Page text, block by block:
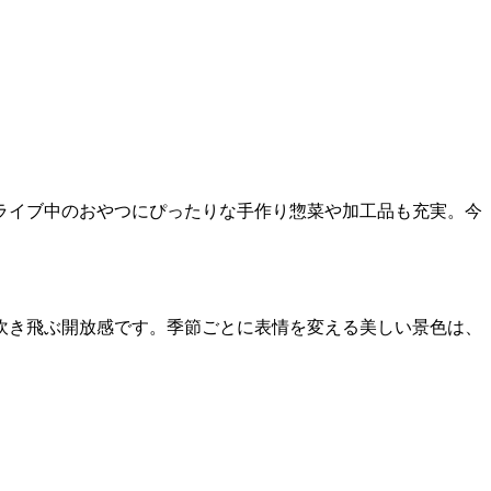
ブ中のおやつにぴったりな手作り惣菜や加工品も充実。今
飛ぶ開放感です。季節ごとに表情を変える美しい景色は、